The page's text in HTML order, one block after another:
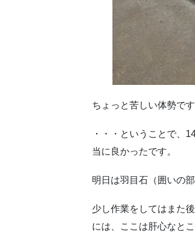
ちょっと苦しい体勢で
・・・ということで、
当に良かったです。
明日は羽目石（囲いの
少し作業をしてはまた
には、ここは肝心なとこ